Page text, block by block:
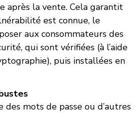
après la vente. Cela garantit
est connue, le
aux consommateurs des
qui sont vérifiées (à l’aide
puis installées en
mots de passe ou d’autres